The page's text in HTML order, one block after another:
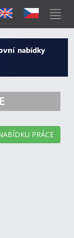
PRÁCE